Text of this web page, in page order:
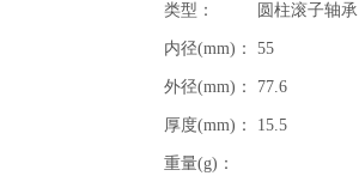
类型： 圆柱滚子轴承
内径(mm)： 55
外径(mm)： 77.6
厚度(mm)： 15.5
重量(g)：